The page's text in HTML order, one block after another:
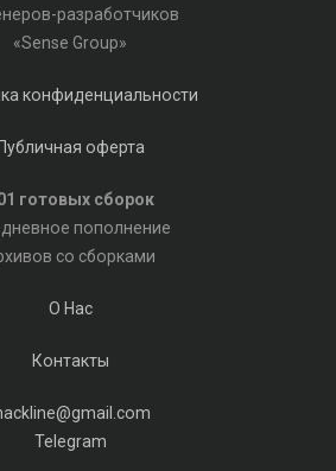
разработчиков
«Sense Group»
конфиденциальности
Публичная оферта
готовых сборок
пополнение
со сборками
О Нас
Контакты
Telegram